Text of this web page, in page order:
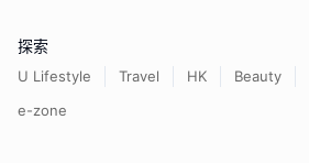
探索
U Lifestyle Travel HK Beauty
e-zone